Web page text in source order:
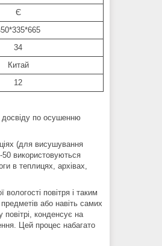
Є
34
Китай
12
досвіду по осушенню
(для висушування
використовуються
в теплицях, архівах,
повітря і таким
або навіть самих
конденсує на
Цей процес набагато